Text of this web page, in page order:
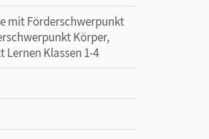
mit Förderschwerpunkt
Körper,
Lernen Klassen 1-4